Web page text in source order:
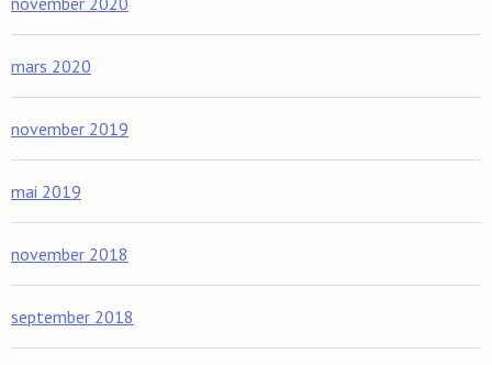
mars 2020
november 2019
mai 2019
november 2018
september 2018